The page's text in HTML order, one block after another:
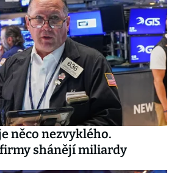
něco nezvyklého.
shánějí miliardy